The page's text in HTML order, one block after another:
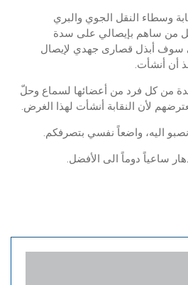
وسطاء النقل الجوي والبري
من ساهم بإيصالي على سدة
سوف أبذل قصارى جهدي لإيصال
أن أنشأت.
من كل فرد من أعضائها لسماع وحلّ
لأن النقابة أنشأت لهذا الغرض.
اليه، واضعاً نفسي بتصرفكم.
ساعياً دوماً الى الأفضل.